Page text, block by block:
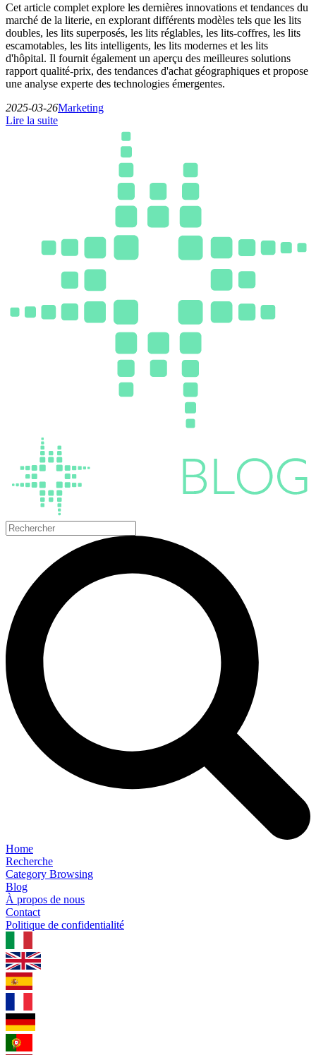
Cet article complet explore les dernières innovations et tendances du
marché de la literie, en explorant différents modèles tels que les lits
doubles, les lits superposés, les lits réglables, les lits-coffres, les lits
escamotables, les lits intelligents, les lits modernes et les lits
d'hôpital. Il fournit également un aperçu des meilleures solutions
rapport qualité-prix, des tendances d'achat géographiques et propose
une analyse experte des technologies émergentes.
2025-03-26Marketing
Lire la suite
Home
Recherche
Category Browsing
Blog
À propos de nous
Contact
Politique de confidentialité